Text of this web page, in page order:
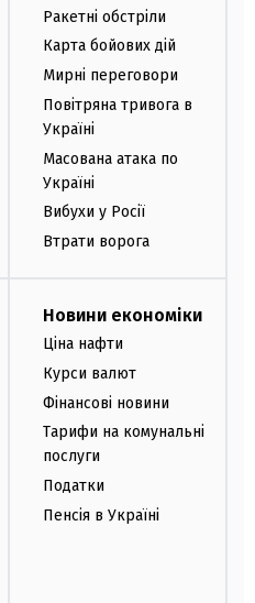
Ракетні обстріли
Карта бойових дій
Мирні переговори
Повітряна тривога в
Україні
Масована атака по
Україні
Вибухи у Росії
Втрати ворога
Новини економіки
Ціна нафти
Курси валют
Фінансові новини
Тарифи на комунальні
послуги
Податки
Пенсія в Україні